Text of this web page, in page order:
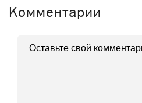
Комментарии